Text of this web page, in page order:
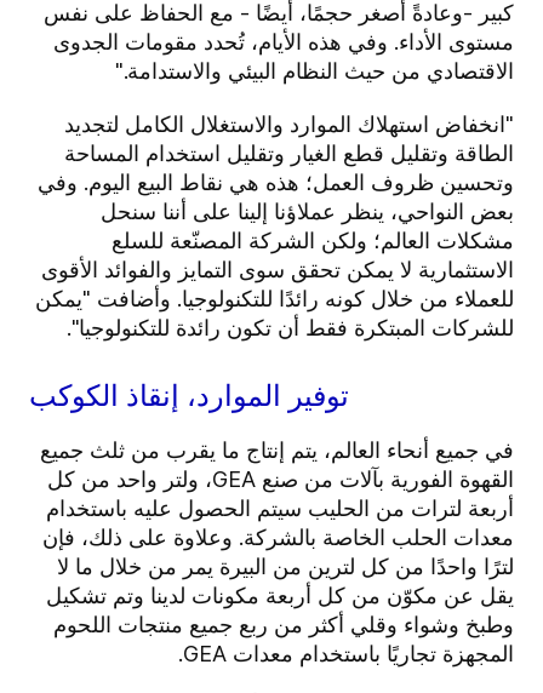
كبير -وعادةً أصغر حجمًا، أيضًا - مع الحفاظ على نفس
مستوى الأداء. وفي هذه الأيام، تُحدد مقومات الجدوى
الاقتصادي من حيث النظام البيئي والاستدامة."
"انخفاض استهلاك الموارد والاستغلال الكامل لتجديد
الطاقة وتقليل قطع الغيار وتقليل استخدام المساحة
وتحسين ظروف العمل؛ هذه هي نقاط البيع اليوم. وفي
بعض النواحي، ينظر عملاؤنا إلينا على أننا سنحل
مشكلات العالم؛ ولكن الشركة المصنّعة للسلع
الاستثمارية لا يمكن تحقق سوى التمايز والفوائد الأقوى
للعملاء من خلال كونه رائدًا للتكنولوجيا. وأضافت "يمكن
للشركات المبتكرة فقط أن تكون رائدة للتكنولوجيا".
توفير الموارد، إنقاذ الكوكب
في جميع أنحاء العالم، يتم إنتاج ما يقرب من ثلث جميع
القهوة الفورية بآلات من صنع GEA، ولتر واحد من كل
أربعة لترات من الحليب سيتم الحصول عليه باستخدام
معدات الحلب الخاصة بالشركة. وعلاوة على ذلك، فإن
لترًا واحدًا من كل لترين من البيرة يمر من خلال ما لا
يقل عن مكوّن من كل أربعة مكونات لدينا وتم تشكيل
وطبخ وشواء وقلي أكثر من ربع جميع منتجات اللحوم
المجهزة تجاريًا باستخدام معدات GEA.